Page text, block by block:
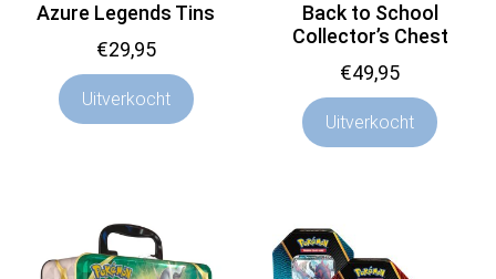
Azure Legends Tins
€29,95
Uitverkocht
Back to School
Collector’s Chest
€49,95
Uitverkocht